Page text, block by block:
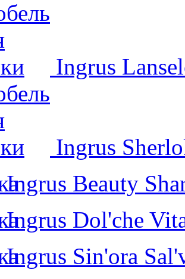
Ingrus
Ingrus
Ingrus Beauty
Ingrus Dol'che
Ingrus Sin'ora